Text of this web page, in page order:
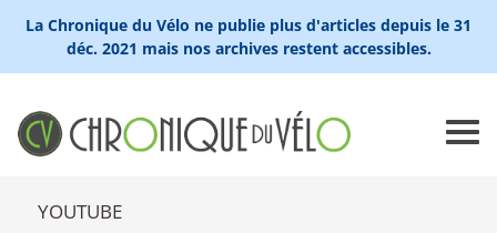
La Chronique du Vélo ne publie plus d'articles depuis le 31
déc. 2021 mais nos archives restent accessibles.
YOUTUBE